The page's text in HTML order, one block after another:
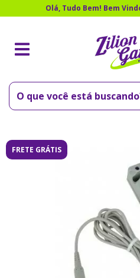
Olá, Tudo Bem! Bem
FRETE GRÁTIS